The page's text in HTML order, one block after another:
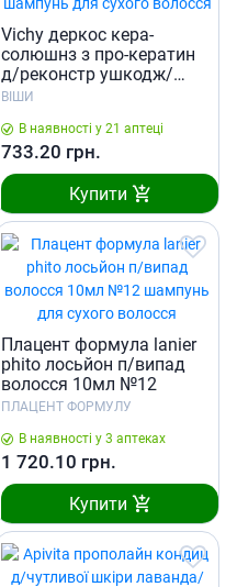
Vichy деркос кера-
солюшнз з про-кератин
д/реконстр ушкодж/
ослабл волосся 250мл
ВІШИ
В наявності у 21 аптеці
733.20 грн.
Купити
Плацент формула lanier
phito лосьйон п/випад
волосся 10мл №12
ПЛАЦЕНТ ФОРМУЛУ
В наявності у 3 аптеках
1 720.10 грн.
Купити